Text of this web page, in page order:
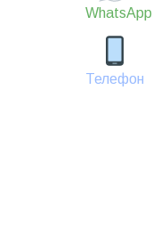
WhatsApp
Телефон